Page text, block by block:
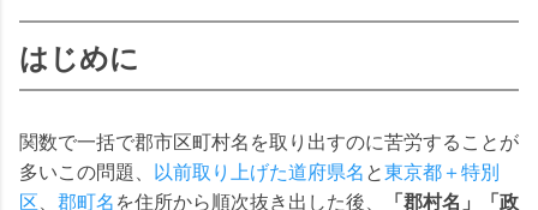
はじめに
関数で一括で郡市区町村名を取り出すのに苦労することが
多いこの問題、 以前取り上げた道府県名 と東京都＋特別
区、 郡町名 を住所から順次抜き出した後、
「郡村名」「政